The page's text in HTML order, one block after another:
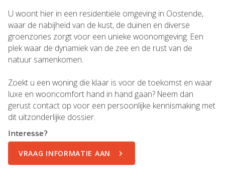
U woont hier in een residentiële omgeving in Oostende,
waar de nabijheid van de kust, de duinen en diverse
groenzones zorgt voor een unieke woonomgeving. Een
plek waar de dynamiek van de zee en de rust van de
natuur samenkomen.
Zoekt u een woning die klaar is voor de toekomst en waar
luxe en wooncomfort hand in hand gaan? Neem dan
gerust contact op voor een persoonlijke kennismaking met
dit uitzonderlijke dossier.
Interesse?
VRAAG INFORMATIE AAN